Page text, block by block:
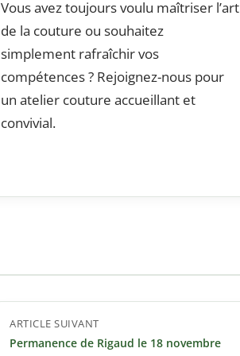
Vous avez toujours voulu maîtriser l’art
de la couture ou souhaitez
simplement rafraîchir vos
compétences ? Rejoignez-nous pour
un atelier couture accueillant et
convivial.
ARTICLE SUIVANT
Permanence de Rigaud le 18 novembre